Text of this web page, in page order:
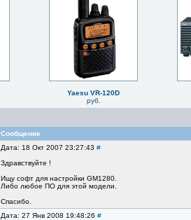
Yaesu VR-120D
руб.
Сообщение
Дата: 18 Окт 2007 23:27:43 #
Здравствуйте !
Ищу софт для настройки GM1280.
Либо любое ПО для этой модели.
Спасибо.
Дата: 27 Янв 2008 19:48:26 #